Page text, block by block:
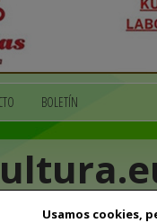
Usamos cookies,
BOLETÍN